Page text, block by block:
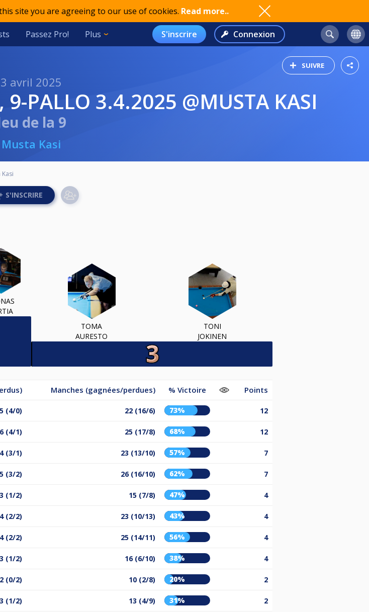
site you are agreeing to our use of cookies. Read more..
Passez Pro! Plus S'inscrire Connexion
SUIVRE
3 avril 2025
9-PALLO 3.4.2025 @MUSTA KASI
de la 9
Musta Kasi
TOMA
AURESTO
TONI
JOKINEN
Manches (gagnées/perdues) % Victoire Points
5 (4/0) 22 (16/6) 73% 12
6 (4/1) 25 (17/8) 68% 12
4 (3/1) 23 (13/10) 57% 7
5 (3/2) 26 (16/10) 62% 7
3 (1/2) 15 (7/8) 47% 4
4 (2/2) 23 (10/13) 43% 4
4 (2/2) 25 (14/11) 56% 4
3 (1/2) 16 (6/10) 38% 4
2 (0/2) 10 (2/8) 20% 2
3 (1/2) 13 (4/9) 31% 2